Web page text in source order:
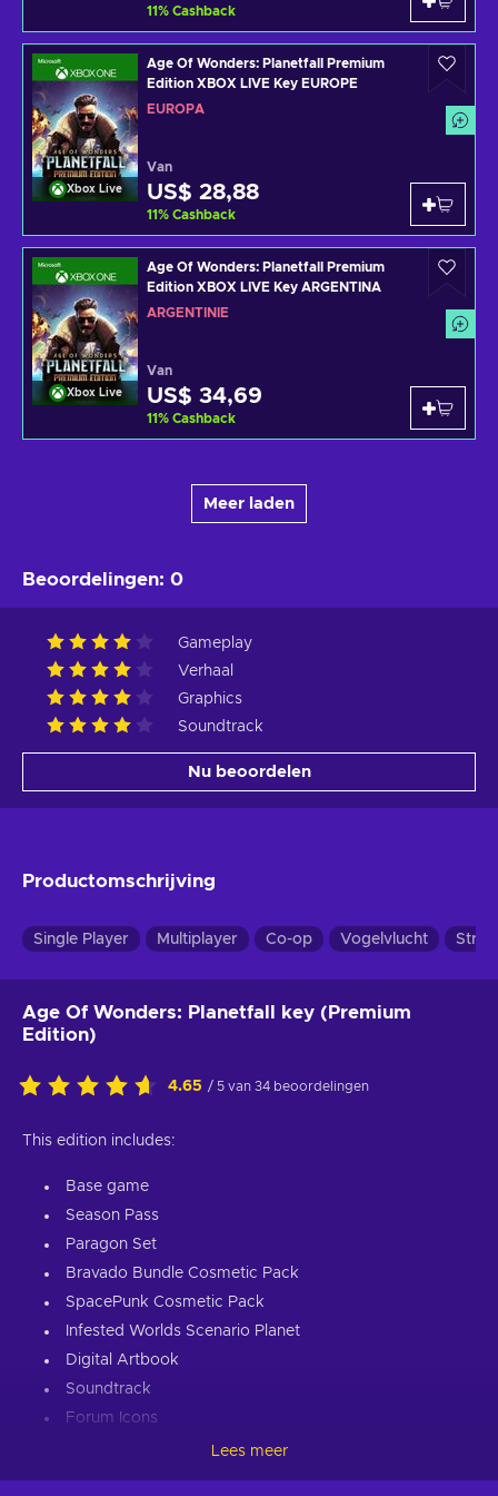
11% Cashback
Xbox Live
Age Of Wonders: Planetfall Premium
Edition XBOX LIVE Key EUROPE
EUROPA
Van
US$ 28,88
11% Cashback
Xbox Live
Age Of Wonders: Planetfall Premium
Edition XBOX LIVE Key ARGENTINA
ARGENTINIË
Van
US$ 34,69
11% Cashback
Meer laden
Beoordelingen: 0
Gameplay
Verhaal
Graphics
Soundtrack
Nu beoordelen
Productomschrijving
Single Player Multiplayer Co-op Vogelvlucht
Age Of Wonders: Planetfall key (Premium
Edition)
4.65 / 5 van 34 beoordelingen
This edition includes:
Base game
Season Pass
Paragon Set
Bravado Bundle Cosmetic Pack
SpacePunk Cosmetic Pack
Infested Worlds Scenario Planet
Digital Artbook
Soundtrack
Forum Icons
Lees meer